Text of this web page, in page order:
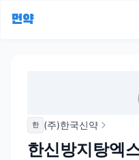
먼약
한 (주)한국신약
한신방지탕엑